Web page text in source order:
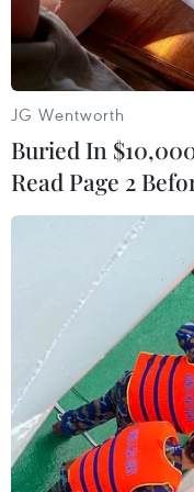
Dịch vụ đi chung
Bộ Giao thông
Grab không cung
JG Wentworth
Buried In
Read Page 2